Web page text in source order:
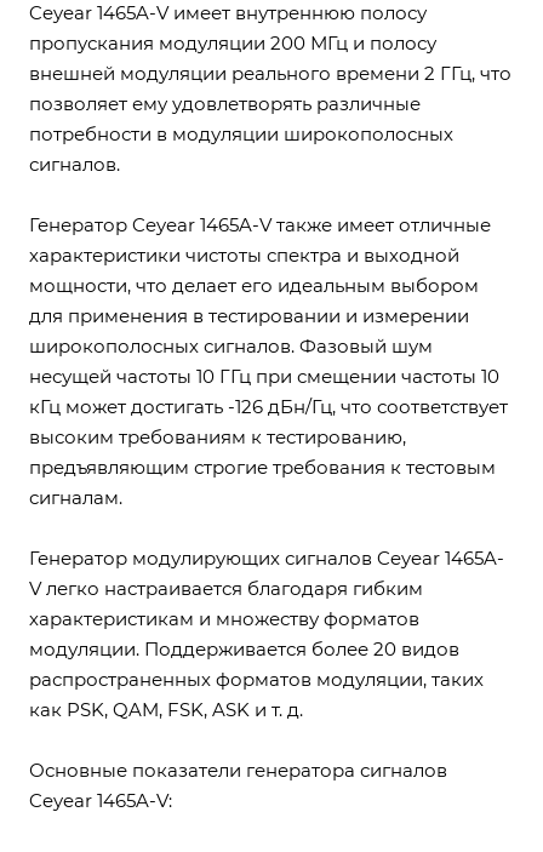
Ceyear 1465A-V имеет внутреннюю полосу
пропускания модуляции 200 МГц и полосу
внешней модуляции реального времени 2 ГГц, что
позволяет ему удовлетворять различные
потребности в модуляции широкополосных
сигналов.
Генератор Ceyear 1465A-V также имеет отличные
характеристики чистоты спектра и выходной
мощности, что делает его идеальным выбором
для применения в тестировании и измерении
широкополосных сигналов. Фазовый шум
несущей частоты 10 ГГц при смещении частоты 10
кГц может достигать -126 дБн/Гц, что соответствует
высоким требованиям к тестированию,
предъявляющим строгие требования к тестовым
сигналам.
Генератор модулирующих сигналов Ceyear 1465A-
V легко настраивается благодаря гибким
характеристикам и множеству форматов
модуляции. Поддерживается более 20 видов
распространенных форматов модуляции, таких
как PSK, QAM, FSK, ASK и т. д.
Основные показатели генератора сигналов
Ceyear 1465A-V: